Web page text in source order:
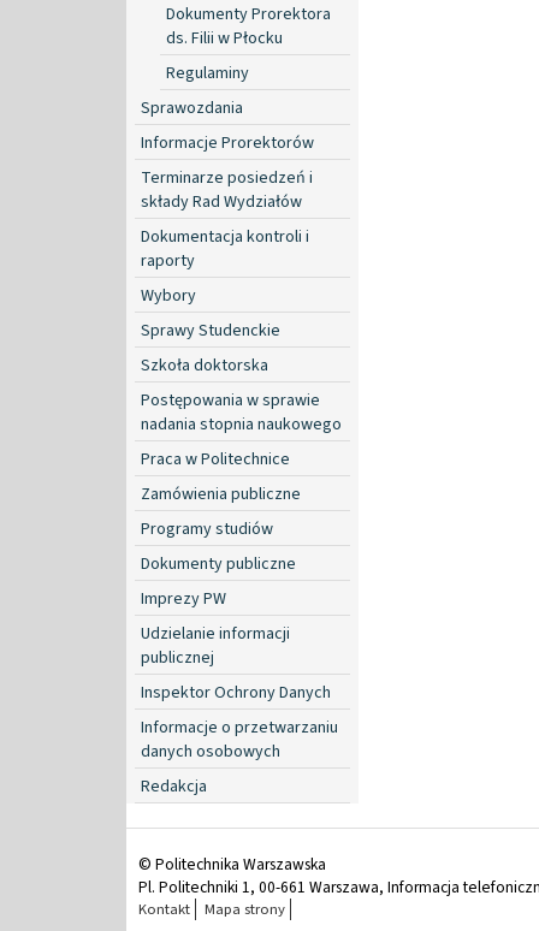
Dokumenty Prorektora
ds. Filii w Płocku
Regulaminy
Sprawozdania
Informacje Prorektorów
Terminarze posiedzeń i
składy Rad Wydziałów
Dokumentacja kontroli i
raporty
Wybory
Sprawy Studenckie
Szkoła doktorska
Postępowania w sprawie
nadania stopnia naukowego
Praca w Politechnice
Zamówienia publiczne
Programy studiów
Dokumenty publiczne
Imprezy PW
Udzielanie informacji
publicznej
Inspektor Ochrony Danych
Informacje o przetwarzaniu
danych osobowych
Redakcja
© Politechnika Warszawska
Pl. Politechniki 1, 00-661 Warszawa, Informacja
Kontakt Mapa strony